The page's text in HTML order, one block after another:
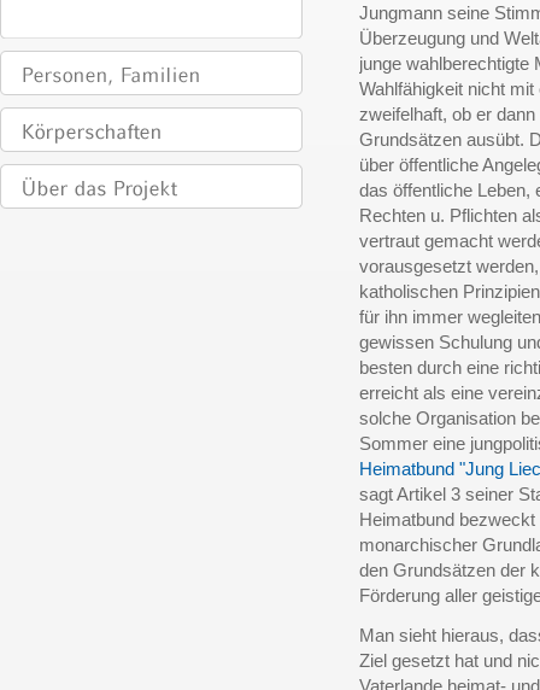
Jungmann seine
Überzeugung und
junge wahlberechtigte
Wahlfähigkeit nicht
zweifelhaft, ob er
Grundsätzen ausübt.
über öffentliche
das öffentliche
Rechten u. Pflichten
vertraut gemacht
vorausgesetzt
katholischen
für ihn immer
gewissen Schulung
besten durch eine
erreicht als eine
solche Organisation
Sommer eine
Heimatbund "Jung
sagt Artikel 3 seiner
Heimatbund
monarchischer
den Grundsätzen der
Förderung aller
Man sieht hieraus,
Ziel gesetzt hat und